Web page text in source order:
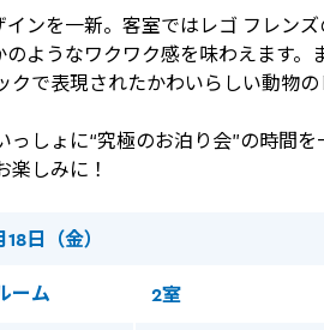
ンを一新。客室ではレゴ フレン
ようなワクワク感を味わえます。
クで表現されたかわいらしい動物
しょに“究極のお泊り会”の時間
楽しみに！
日（金）
ーム 2室